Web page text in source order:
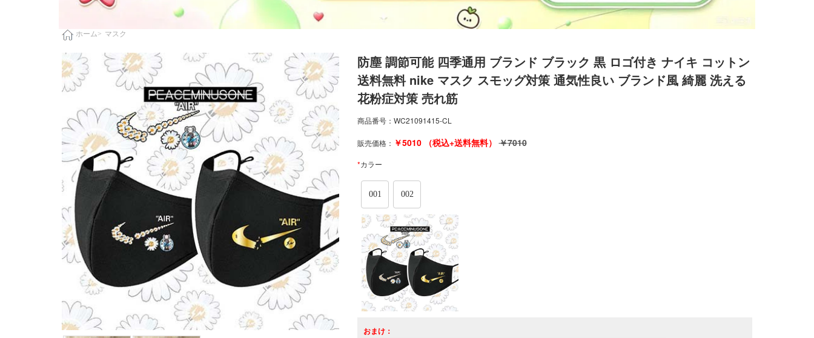
ホーム> マスク
防塵 調節可能 四季通用 ブランド ブラック 黒 ロゴ付き ナイキ コットン
送料無料 nike マスク スモッグ対策 通気性良い ブランド風 綺麗 洗える
花粉症対策 売れ筋
商品番号： WC21091415-CL
販売価格： ￥5010（税込+送料無料）￥7010
*カラー
001 002
おまけ：